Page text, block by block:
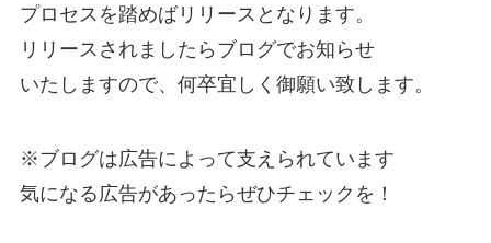
プロセスを踏めばリリースとなります。
リリースされましたらブログでお知らせ
いたしますので、何卒宜しく御願い致します。
※ブログは広告によって支えられています
気になる広告があったらぜひチェックを！